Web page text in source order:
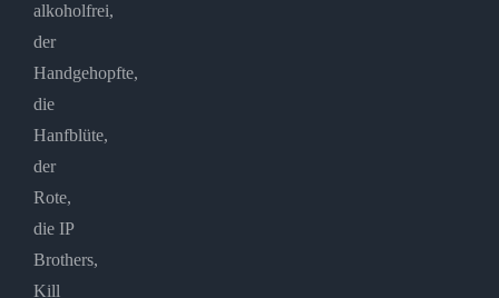
alkoholfrei,
der
Handgehopfte,
die
Hanfblüte,
der
Rote,
die IP
Brothers,
Kill